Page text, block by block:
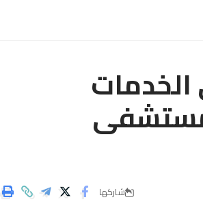
مستشفى
شاركها